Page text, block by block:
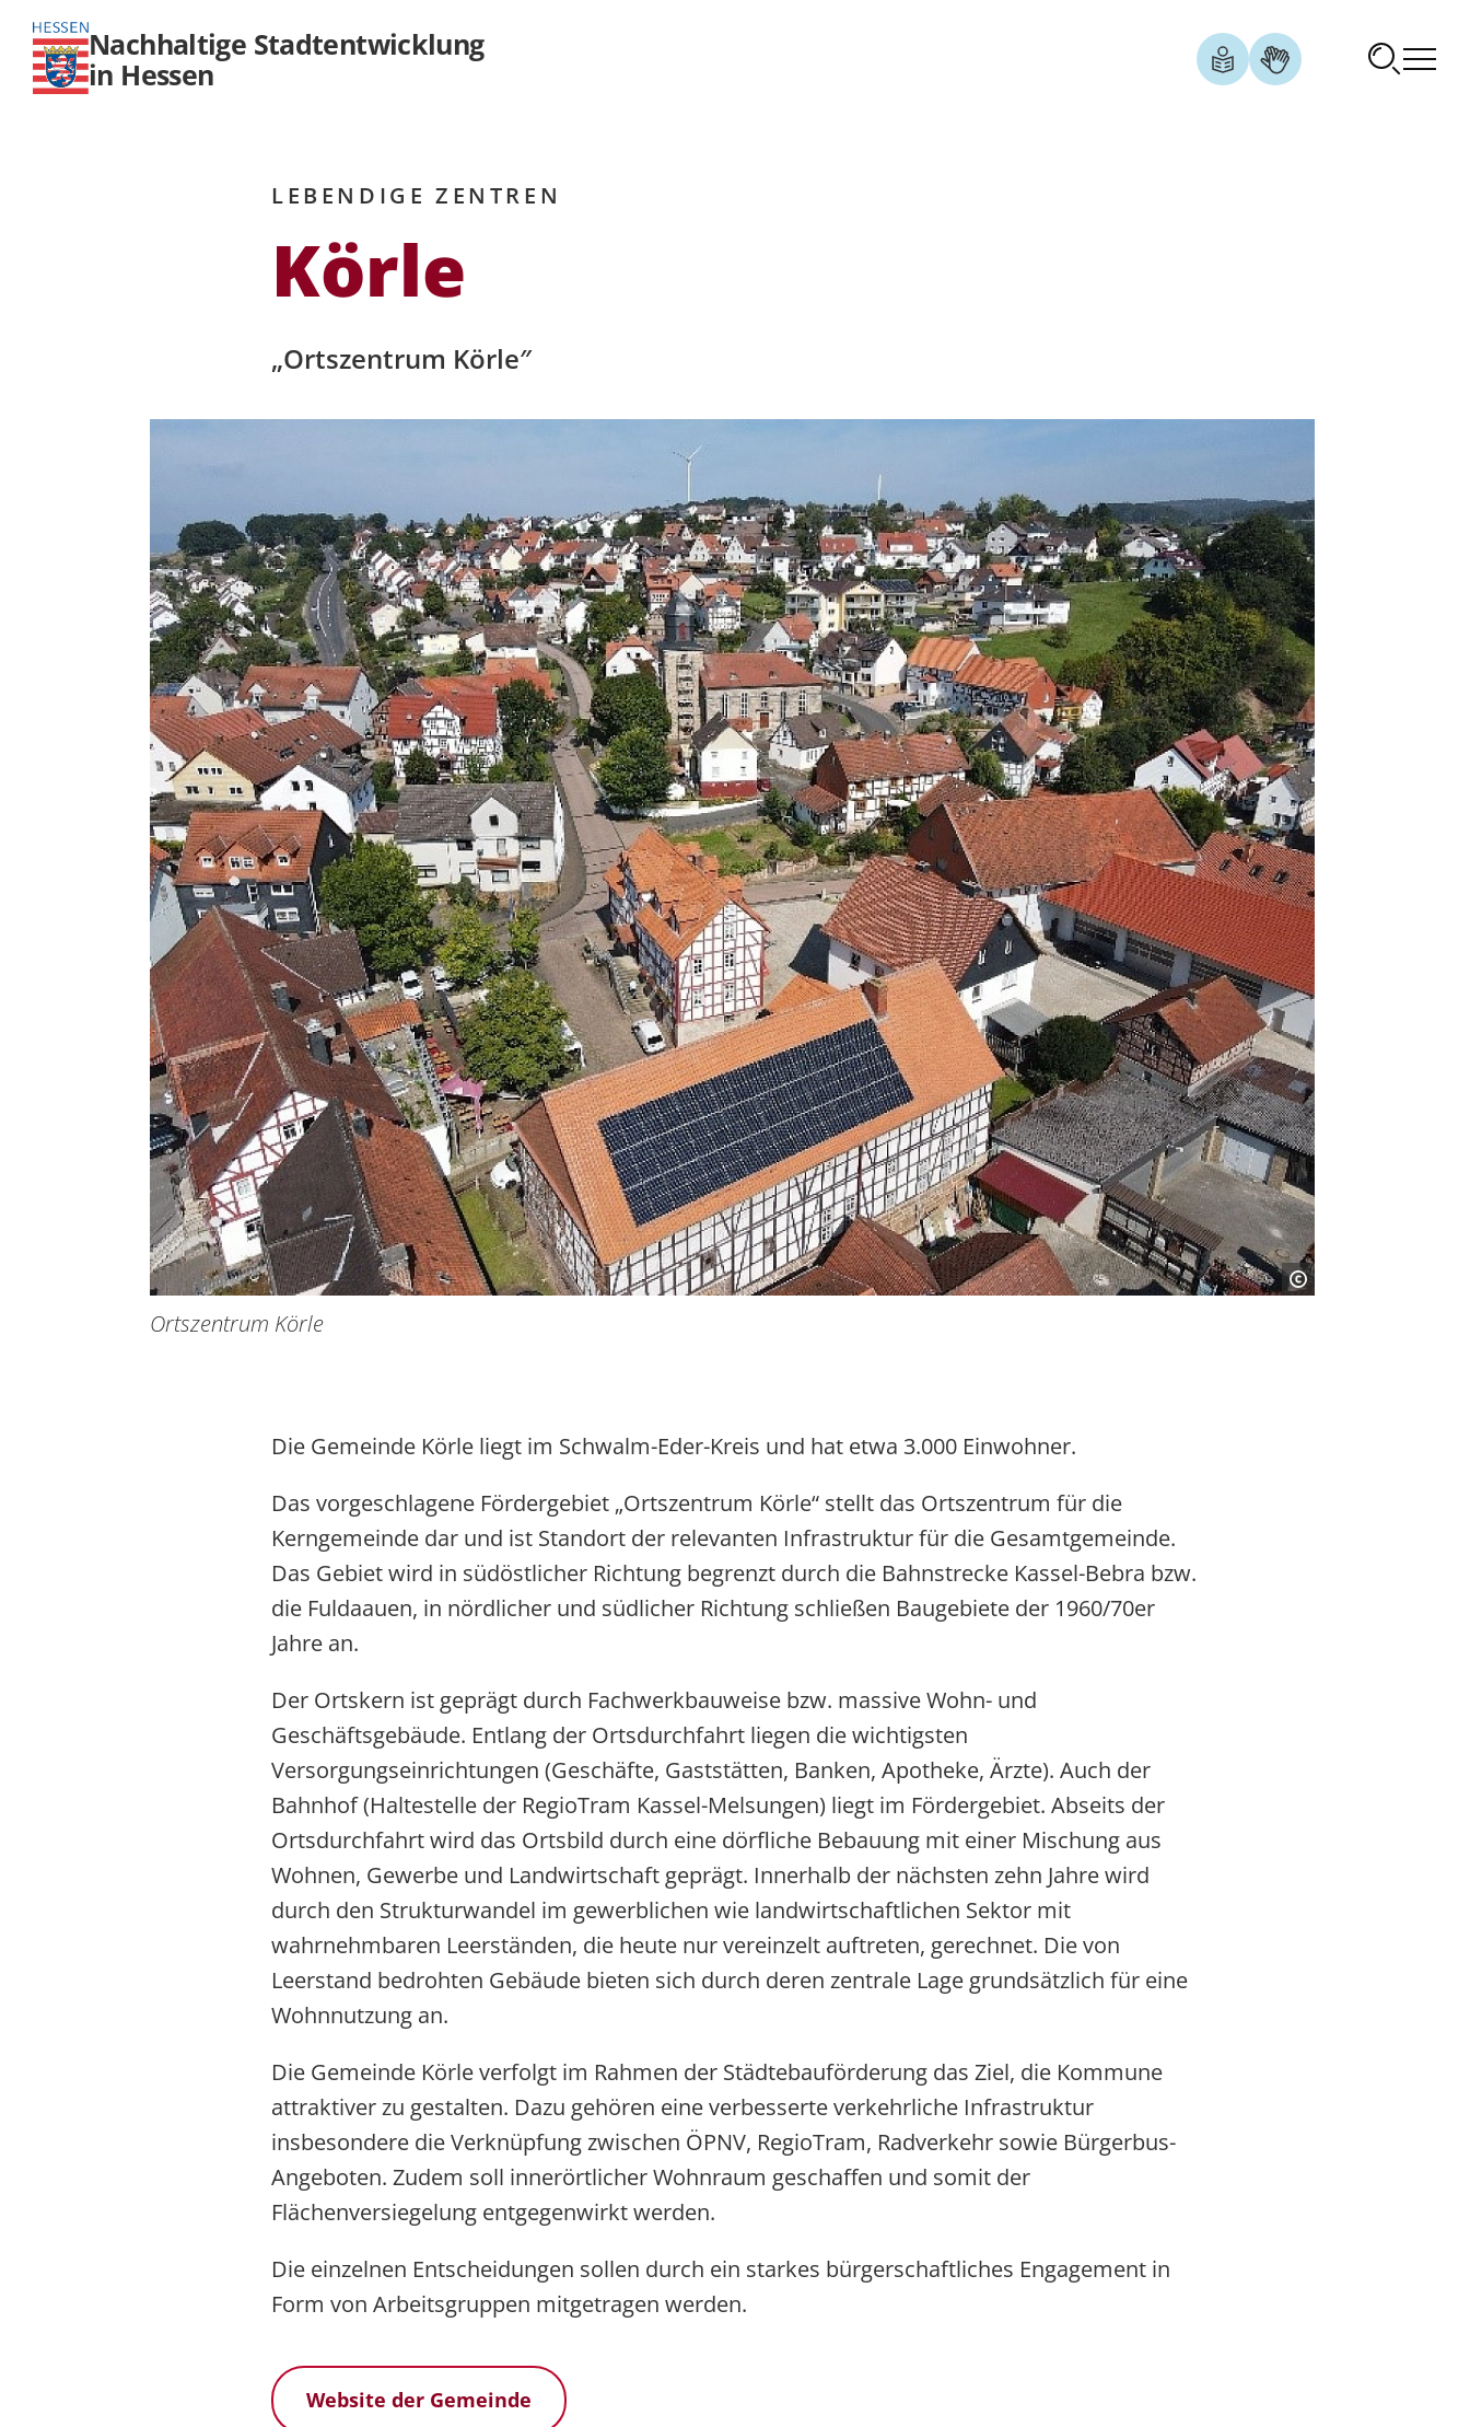
Nachhaltige Stadtentwicklung
in Hessen
LEBENDIGE ZENTREN
Körle
„Ortszentrum Körle″
Ortszentrum Körle
Die Gemeinde Körle liegt im Schwalm-Eder-Kreis und hat etwa 3.000 Einwohner.
Das vorgeschlagene Fördergebiet „Ortszentrum Körle“ stellt das Ortszentrum für die
Kerngemeinde dar und ist Standort der relevanten Infrastruktur für die Gesamtgemeinde.
Das Gebiet wird in südöstlicher Richtung begrenzt durch die Bahnstrecke Kassel-Bebra bzw.
die Fuldaauen, in nördlicher und südlicher Richtung schließen Baugebiete der 1960/70er
Jahre an.
Der Ortskern ist geprägt durch Fachwerkbauweise bzw. massive Wohn- und
Geschäftsgebäude. Entlang der Ortsdurchfahrt liegen die wichtigsten
Versorgungseinrichtungen (Geschäfte, Gaststätten, Banken, Apotheke, Ärzte). Auch der
Bahnhof (Haltestelle der RegioTram Kassel-Melsungen) liegt im Fördergebiet. Abseits der
Ortsdurchfahrt wird das Ortsbild durch eine dörfliche Bebauung mit einer Mischung aus
Wohnen, Gewerbe und Landwirtschaft geprägt. Innerhalb der nächsten zehn Jahre wird
durch den Strukturwandel im gewerblichen wie landwirtschaftlichen Sektor mit
wahrnehmbaren Leerständen, die heute nur vereinzelt auftreten, gerechnet. Die von
Leerstand bedrohten Gebäude bieten sich durch deren zentrale Lage grundsätzlich für eine
Wohnnutzung an.
Die Gemeinde Körle verfolgt im Rahmen der Städtebauförderung das Ziel, die Kommune
attraktiver zu gestalten. Dazu gehören eine verbesserte verkehrliche Infrastruktur
insbesondere die Verknüpfung zwischen ÖPNV, RegioTram, Radverkehr sowie Bürgerbus-
Angeboten. Zudem soll innerörtlicher Wohnraum geschaffen und somit der
Flächenversiegelung entgegenwirkt werden.
Die einzelnen Entscheidungen sollen durch ein starkes bürgerschaftliches Engagement in
Form von Arbeitsgruppen mitgetragen werden.
Website der Gemeinde